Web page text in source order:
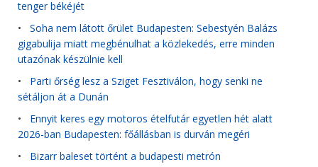
tenger békéjét
• Soha nem látott őrület Budapesten: Sebestyén Balázs
gigabulija miatt megbénulhat a közlekedés, erre minden
utazónak készülnie kell
• Parti őrség lesz a Sziget Fesztiválon, hogy senki ne
sétáljon át a Dunán
• Ennyit keres egy motoros ételfutár egyetlen hét alatt
2026-ban Budapesten: főállásban is durván megéri
• Bizarr baleset történt a budapesti metrón